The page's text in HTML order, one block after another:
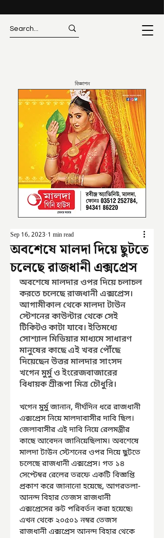
বিজ্ঞাপন
অবশেষে মালদা দিয়ে ছুটতে
চলেছে রাজধানী এক্সপ্রেস
Sep 16, 2023 1 min read
অবশেষে মালদার ওপর দিয়ে চলাচল
করতে চলেছে রাজধানী এক্সপ্রেস।
আগামীকাল থেকে মালদা টাউন
স্টেশনের কাউন্টার থেকে সেই
টিকিটও কাটা যাবে। ইতিমধ্যে
সোশ্যাল মিডিয়ার মাধ্যমে সাধারণ
মানুষের কাছে এই খবর পৌঁছে
দিয়েছেন উত্তর মালদার সাংসদ
খগেন মুর্মু ও ইংরেজবাজারের
বিধায়ক শ্রীরূপা মিত্র চৌধুরি।
খগেন মুর্মু জানান, দীর্ঘদিন ধরে রাজধানী
এক্সপ্রেস নিয়ে মালদাবাসীর দাবি ছিল।
জেলাবাসীর এই দাবি নিয়ে রেলমন্ত্রীর
কাছে আবেদন জানিয়েছিলাম। অবশেষে
মালদা টাউন স্টেশনের ওপর দিয়ে ছুটতে
চলেছে রাজধানী এক্সপ্রেস। গত ১৪
সেপ্টেম্বর রেলের তরফে একটি বিজ্ঞপ্তি
প্রকাশ করে জানানো হয়েছে, আগরতলা-
আনন্দ বিহার তেজস রাজধানী
এক্সপ্রেসের রুট পরিবর্তন করা হয়েছে৷
এখন থেকে ২০৫০১ নম্বর তেজস
রাজধানী এক্সপ্রেস আনন্দ বিহার থেকে